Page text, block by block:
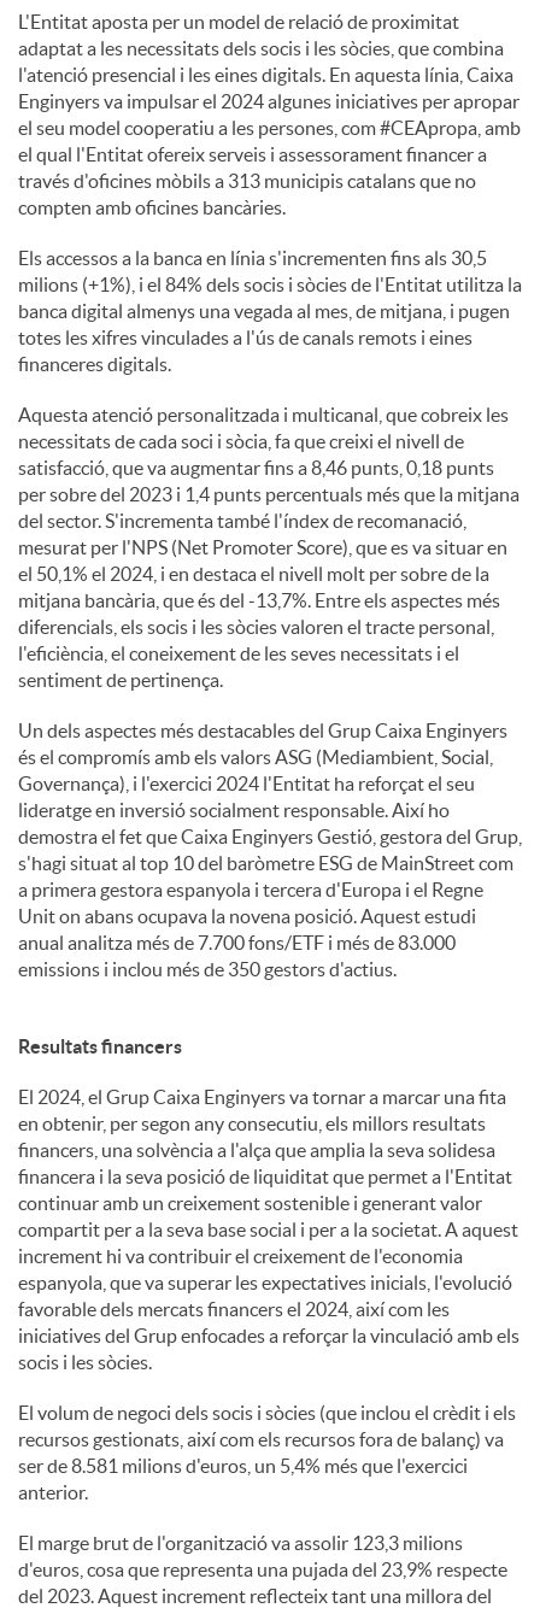
L'Entitat aposta per un model de relació de proximitat
adaptat a les necessitats dels socis i les sòcies, que combina
l'atenció presencial i les eines digitals. En aquesta línia, Caixa
Enginyers va impulsar el 2024 algunes iniciatives per apropar
el seu model cooperatiu a les persones, com #CEApropa, amb
el qual l'Entitat ofereix serveis i assessorament financer a
través d'oficines mòbils a 313 municipis catalans que no
compten amb oficines bancàries.
Els accessos a la banca en línia s'incrementen fins als 30,5
milions (+1%), i el 84% dels socis i sòcies de l'Entitat utilitza la
banca digital almenys una vegada al mes, de mitjana, i pugen
totes les xifres vinculades a l'ús de canals remots i eines
financeres digitals.
Aquesta atenció personalitzada i multicanal, que cobreix les
necessitats de cada soci i sòcia, fa que creixi el nivell de
satisfacció, que va augmentar fins a 8,46 punts, 0,18 punts
per sobre del 2023 i 1,4 punts percentuals més que la mitjana
del sector. S'incrementa també l'índex de recomanació,
mesurat per l'NPS (Net Promoter Score), que es va situar en
el 50,1% el 2024, i en destaca el nivell molt per sobre de la
mitjana bancària, que és del -13,7%. Entre els aspectes més
diferencials, els socis i les sòcies valoren el tracte personal,
l'eficiència, el coneixement de les seves necessitats i el
sentiment de pertinença.
Un dels aspectes més destacables del Grup Caixa Enginyers
és el compromís amb els valors ASG (Mediambient, Social,
Governança), i l'exercici 2024 l'Entitat ha reforçat el seu
lideratge en inversió socialment responsable. Així ho
demostra el fet que Caixa Enginyers Gestió, gestora del Grup,
s'hagi situat al top 10 del baròmetre ESG de MainStreet com
a primera gestora espanyola i tercera d'Europa i el Regne
Unit on abans ocupava la novena posició. Aquest estudi
anual analitza més de 7.700 fons/ETF i més de 83.000
emissions i inclou més de 350 gestors d'actius.
Resultats financers
El 2024, el Grup Caixa Enginyers va tornar a marcar una fita
en obtenir, per segon any consecutiu, els millors resultats
financers, una solvència a l'alça que amplia la seva solidesa
financera i la seva posició de liquiditat que permet a l'Entitat
continuar amb un creixement sostenible i generant valor
compartit per a la seva base social i per a la societat. A aquest
increment hi va contribuir el creixement de l'economia
espanyola, que va superar les expectatives inicials, l'evolució
favorable dels mercats financers el 2024, així com les
iniciatives del Grup enfocades a reforçar la vinculació amb els
socis i les sòcies.
El volum de negoci dels socis i sòcies (que inclou el crèdit i els
recursos gestionats, així com els recursos fora de balanç) va
ser de 8.581 milions d'euros, un 5,4% més que l'exercici
anterior.
El marge brut de l'organització va assolir 123,3 milions
d'euros, cosa que representa una pujada del 23,9% respecte
del 2023. Aquest increment reflecteix tant una millora del